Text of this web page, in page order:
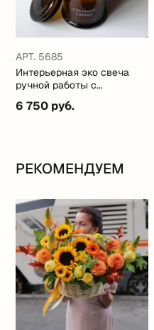
АРТ. 5685
Интерьерная эко свеча
ручной работы с
кокосовым маслом
6 750 руб.
РЕКОМЕНДУЕМ